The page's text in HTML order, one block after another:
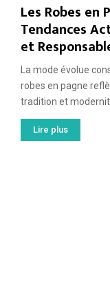
Les Robes en
Tendances
et
La mode évolue
robes en pagne
tradition et
Lire plus